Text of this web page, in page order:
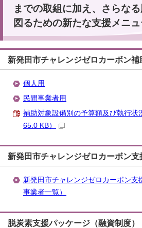
までの取組に加え、さらな
図るための新たな支援メニ
新発田市チャレンジゼロカーボン補
個人用
民間事業者用
補助対象設備別の予算額及び執行状
65.0 KB）
新発田市チャレンジゼロカーボン
新発田市チャレンジゼロカーボン支
事業者一覧）
脱炭素支援パッケージ（融資制度）